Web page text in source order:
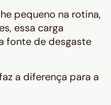
pequeno na rotina,
essa carga
fonte de desgaste
a diferença para a